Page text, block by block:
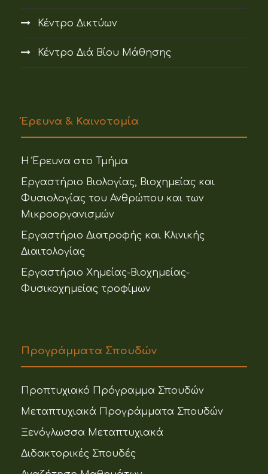
Κέντρο Δικτύων
Κέντρο Διά Βίου Μάθησης
Έρευνα & Καινοτομία
Η Έρευνα στο Τμήμα
Εργαστήριο Βιολογίας, Βιοχημείας και
Φυσιολογίας του Ανθρώπου και των
Μικροοργανισμών
Εργαστήριο Διατροφής και Κλινικής
Διαιτολογίας
Εργαστήριο Χημείας-Βιοχημείας-
Φυσικοχημείας τροφίμων
Προγράμματα Σπουδών
Προπτυχιακό Πρόγραμμα Σπουδών
Μεταπτυχιακά Προγράμματα Σπουδών
Ξενόγλωσσα Μεταπτυχιακά
Διδακτορικές Σπουδές